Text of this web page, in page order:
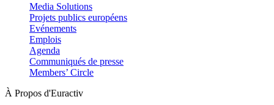
Media Solutions
Projets publics européens
Evénements
Emplois
Agenda
Communiqués de presse
Members’ Circle
À Propos d'Euractiv